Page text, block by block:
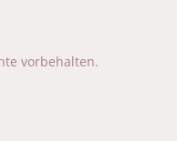
vorbehalten.